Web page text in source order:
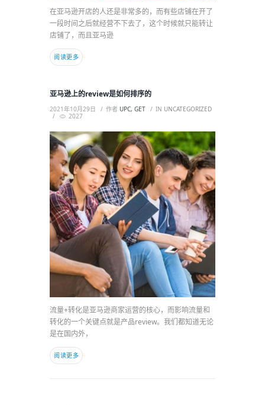
在亚马逊开店的人还是非常多的，而有些店铺在开了
一段时间之后就经营不下去了，这个时候就只能转让
店铺了，而且亚马逊
阅读更多
亚马逊上的review是如何排序的
2021年10月29日 作者 UPC, GET IN UNCATEGORIZED
2027
流量+转化是亚马逊商家运营的核心，而影响流量和
转化的一个关键点就是产品review。我们都知道无论
是在国内外，
阅读更多